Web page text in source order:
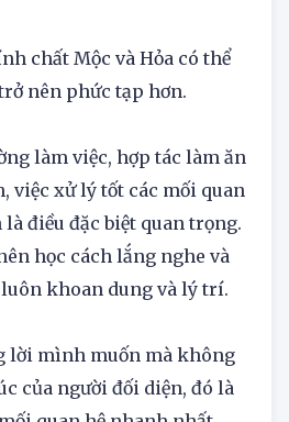
chất Mộc và Hỏa có thể
làm việc, hợp tác làm ăn
việc xử lý tốt các mối quan
điều đặc biệt quan trọng.
học cách lắng nghe và
lời mình muốn mà không